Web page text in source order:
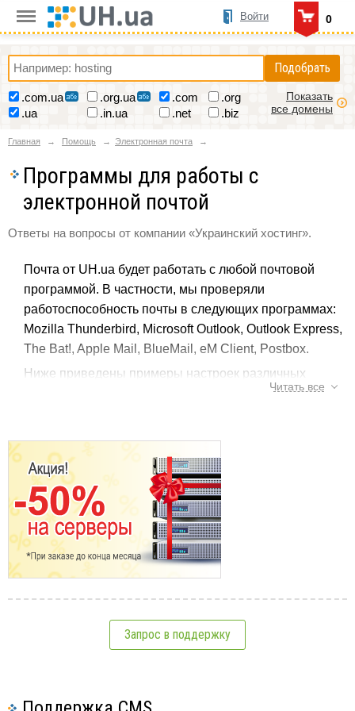
0
Войти
Подобрать
.com.ua .org.ua .com
.org
.ua
.in.ua .net .biz
Показать
все домены
Главная Помощь Электронная почта
Программы для работы с
электронной почтой
Ответы на вопросы от компании «Украинский хостинг».
Почта от UH.ua будет работать с любой почтовой
программой. В частности, мы проверяли
работоспособность почты в следующих программах:
Mozilla Thunderbird, Microsoft Outlook, Outlook Express,
The Bat!, Apple Mail, BlueMail, eM Client, Postbox.
Ниже приведены примеры настроек различных
почтовых программ - Mozilla Thunderbird, Microsoft
Остальные программы настраиваются по аналогии с
приведенными примерами.
См.также:
Создание электронной почты
Читать все
Запрос в поддержку